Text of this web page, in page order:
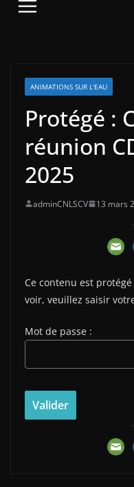
ANIMATIONS SUR L'EAU
Protégé :
réunion
2025
adminCNLSCV
13 mars
Ce contenu est
voir, veuillez saisir
Mot de passe :